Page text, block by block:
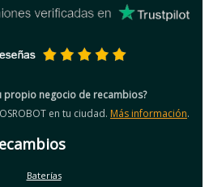
propio negocio de recambios?
en tu ciudad. Más información.
Baterías